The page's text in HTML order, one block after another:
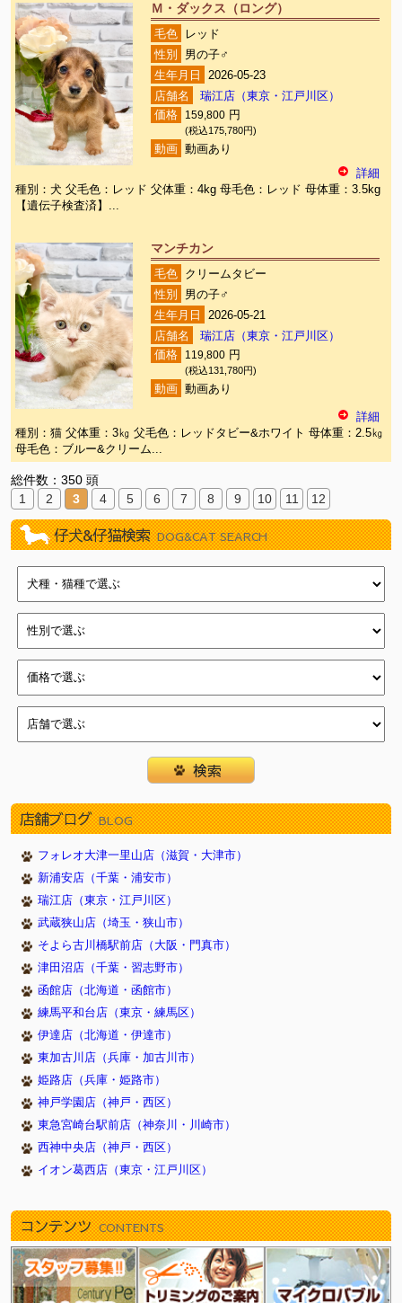
Ｍ・ダックス（ロング）
毛色
レッド
性別
男の子♂
生年月日
2026-05-23
店舗名
瑞江店（東京・江戸川区）
価格
159,800 円
(税込175,780円)
動画
動画あり
詳細
種別：犬 父毛色：レッド 父体重：4kg 母毛色：レッド 母体重：3.5kg
【遺伝子検査済】...
マンチカン
毛色
クリームタビー
性別
男の子♂
生年月日
2026-05-21
店舗名
瑞江店（東京・江戸川区）
価格
119,800 円
(税込131,780円)
動画 動画あり
詳細
種別：猫 父体重：3㎏ 父毛色：レッドタビー&ホワイト 母体重：2.5㎏
母毛色：ブルー&クリーム...
総件数：350 頭
1
2 3 4 5 6 7 8 9 10 11 12
仔犬&仔猫検索 DOG&CAT SEARCH
店舗ブログ BLOG
フォレオ大津一里山店（滋賀・大津市）
新浦安店（千葉・浦安市）
瑞江店（東京・江戸川区）
武蔵狭山店（埼玉・狭山市）
そよら古川橋駅前店（大阪・門真市）
津田沼店（千葉・習志野市）
函館店（北海道・函館市）
練馬平和台店（東京・練馬区）
伊達店（北海道・伊達市）
東加古川店（兵庫・加古川市）
姫路店（兵庫・姫路市）
神戸学園店（神戸・西区）
東急宮崎台駅前店（神奈川・川崎市）
西神中央店（神戸・西区）
イオン葛西店（東京・江戸川区）
コンテンツ CONTENTS